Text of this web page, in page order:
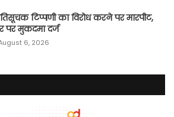
टिप्पणी का विरोध करने पर मारपीट,
पर मुकदमा दर्ज
6, 2026